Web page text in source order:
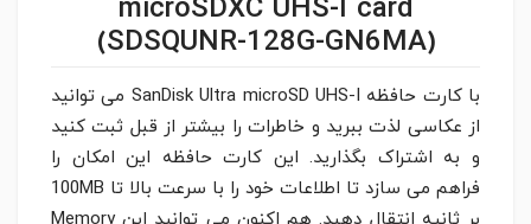
microSDXC UHS-I card
(SDSQUNR-128G-GN6MA)
با کارت حافظه SanDisk Ultra microSD UHS-I می توانید
از عکاسی لذت ببرید و خاطرات را بیشتر از قبل ثبت کنید
و به اشتراک بگذارید. این کارت حافظه این امکان را
فراهم می سازد تا اطلاعات خود را با سرعت بالا تا 100MB